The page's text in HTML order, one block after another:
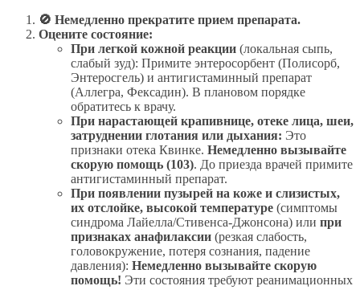
🚫 Немедленно прекратите прием препарата.
Оцените состояние:
При легкой кожной реакции (локальная сыпь,
слабый зуд): Примите энтеросорбент (Полисорб,
Энтеросгель) и антигистаминный препарат
(Аллегра, Фексадин). В плановом порядке
обратитесь к врачу.
При нарастающей крапивнице, отеке лица, шеи,
затруднении глотания или дыхания: Это
признаки отека Квинке. Немедленно вызывайте
скорую помощь (103). До приезда врачей примите
антигистаминный препарат.
При появлении пузырей на коже и слизистых,
их отслойке, высокой температуре (симптомы
синдрома Лайелла/Стивенса-Джонсона) или при
признаках анафилаксии (резкая слабость,
головокружение, потеря сознания, падение
давления): Немедленно вызывайте скорую
помощь! Эти состояния требуют реанимационных